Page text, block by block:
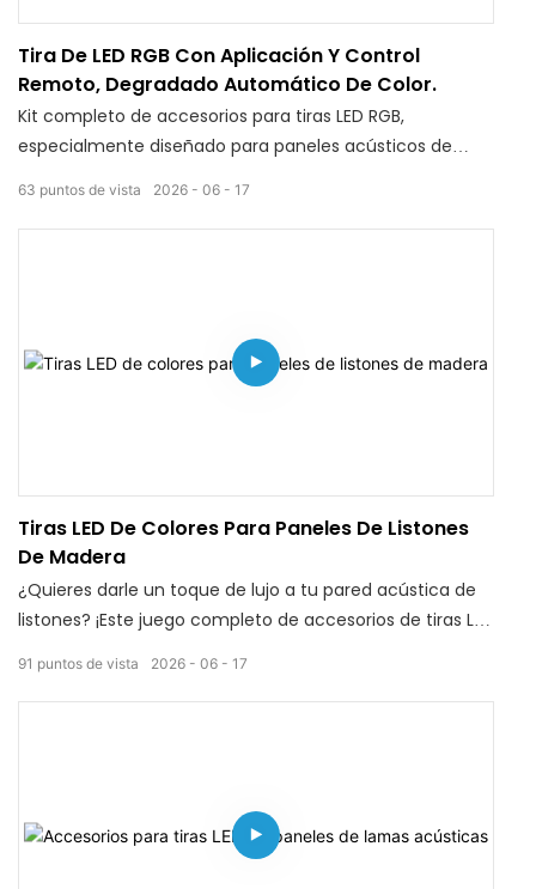
Tira De LED RGB Con Aplicación Y Control
Remoto, Degradado Automático De Color.
Kit completo de accesorios para tiras LED RGB,
especialmente diseñado para paneles acústicos de
remoto y aplicación móvil, con miles de colores y ajuste
de brillo, además de modos de iluminación dinámica
manténgalos alejados del agua durante la instalación).
Incluye todos los accesorios necesarios para una
2026 06 17
63 puntos de vista
Tiras LED De Colores Para Paneles De Listones
De Madera
¿Quieres darle un toque de lujo a tu pared acústica de
listones? ¡Este juego completo de accesorios de tiras LED
color con un solo clic a distancia y control remoto
mediante aplicación móvil, la luz con degradado
asegúrate de mantener secos los enchufes y los cables.
Incluye todos los clips y terminales necesarios para una
2026 06 17
91 puntos de vista